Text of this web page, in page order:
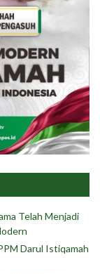
Telah Menjadi
Darul Istiqamah